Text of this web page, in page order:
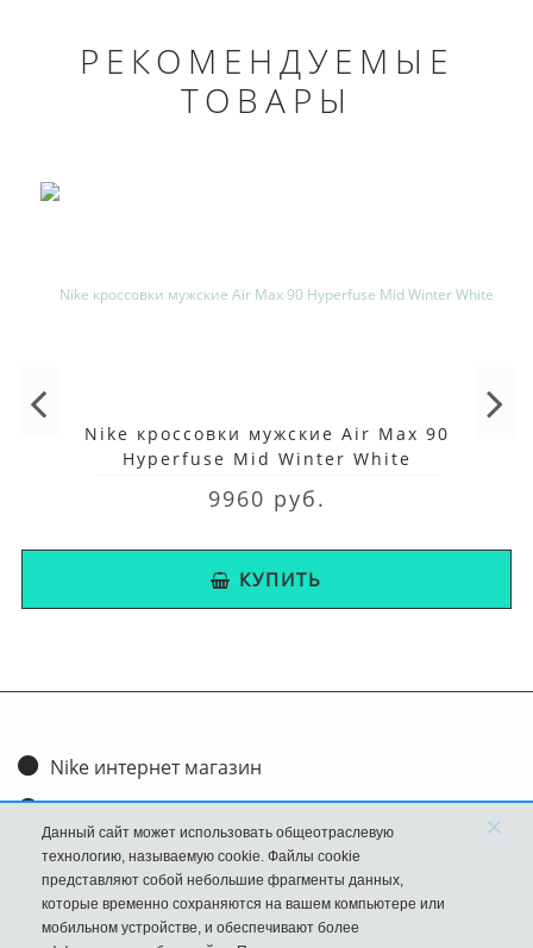
РЕКОМЕНДУЕМЫЕ
ТОВАРЫ
Nike кроссовки мужские Air Max 90
Hyperfuse Mid Winter White
9960 руб.
КУПИТЬ
Nike интернет магазин
Доставка и оплата
Обмен и возврат
Размеры
FAQ
Данный сайт может использовать общеотраслевую
технологию, называемую cookie. Файлы cookie
представляют собой небольшие фрагменты данных,
которые временно сохраняются на вашем компьютере или
мобильном устройстве, и обеспечивают более
×